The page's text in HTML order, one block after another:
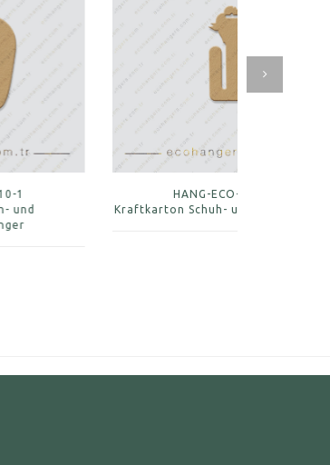
HANG-ECO-SL-008-1
Kraftkarton Schuh- und Pantoffelhaken